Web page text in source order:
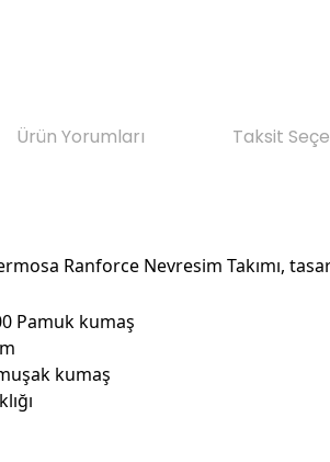
Ürün Yorumları Taksit
Ranforce Nevresim Takımı,
Pamuk kumaş
kumaş